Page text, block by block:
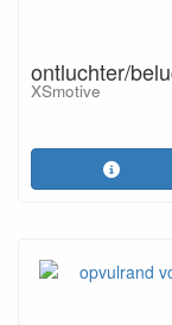
ontluchter/
XSmotive